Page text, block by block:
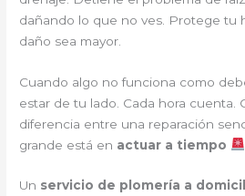
dañando lo que no ves. Protege tu
daño sea mayor.
Cuando algo no funciona como
estar de tu lado. Cada hora cuenta.
diferencia entre una reparación
grande está en actuar a tiempo
Un servicio de plomería a